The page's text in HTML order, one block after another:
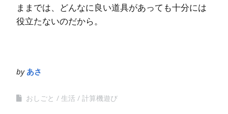
ままでは、どんなに良い道具があっても十分には
役立たないのだから。
by あさ
おしごと 生活 計算機遊び